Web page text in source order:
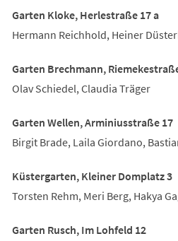
Garten Kloke, Herlestraße 17 a
Hermann Reichhold, Heiner
Garten Brechmann,
Olav Schiedel, Claudia Träger
Garten Wellen, Arminiusstraße 17
Birgit Brade, Laila Giordano,
Küstergarten, Kleiner Domplatz 3
Torsten Rehm, Meri Berg, Hakya
Garten Rusch, Im Lohfeld 12